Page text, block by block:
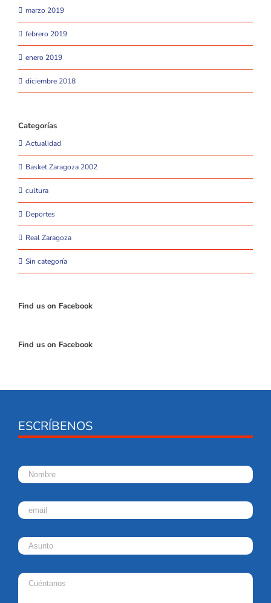
marzo 2019
febrero 2019
enero 2019
diciembre 2018
Categorías
Actualidad
Basket Zaragoza 2002
cultura
Deportes
Real Zaragoza
Sin categoría
Find us on Facebook
Find us on Facebook
ESCRÍBENOS